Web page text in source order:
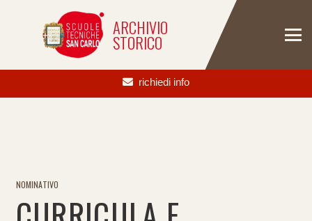
ARCHIVIO
STORICO
richiedi info
NOMINATIVO